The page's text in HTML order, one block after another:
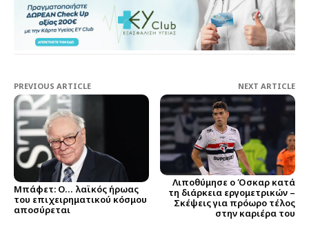
PREVIOUS ARTICLE
Μπάφετ: Ο… λαϊκός ήρωας
του επιχειρηματικού κόσμου
αποσύρεται
NEXT ARTICLE
Λιποθύμησε ο Όσκαρ κατά
τη διάρκεια εργομετρικών –
Σκέψεις για πρόωρο τέλος
στην καριέρα του